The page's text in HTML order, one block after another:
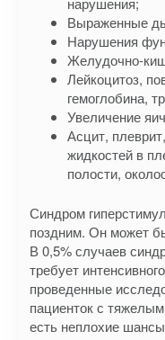
Выраженные
Нарушения
Желудочно-
Лейкоцитоз,
гемоглобина,
Увеличение
Асцит,
жидкостей в
полости,
Синдром
поздним. Он может
В 0,5% случаев
требует
проведенные
пациенток с
есть неплохие